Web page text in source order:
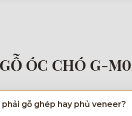
ÓC CHÓ G-
gỗ ghép hay phủ veneer?